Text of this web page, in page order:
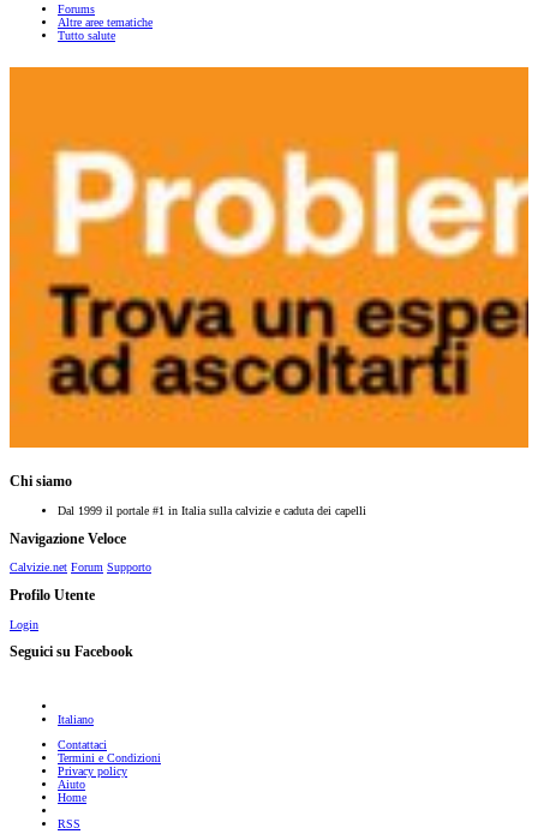
Forums
Altre aree tematiche
Tutto salute
Chi siamo
Dal 1999 il portale #1 in Italia sulla calvizie e caduta dei capelli
Navigazione Veloce
Calvizie.net Forum Supporto
Profilo Utente
Login
Seguici su Facebook
Italiano
Contattaci
Termini e Condizioni
Privacy policy
Aiuto
Home
RSS